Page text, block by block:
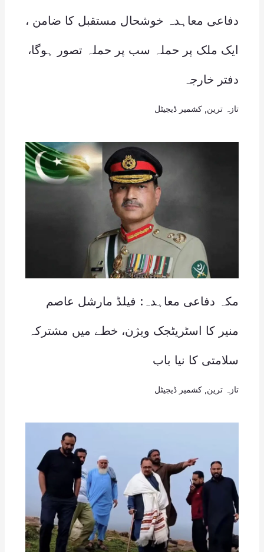
دفاعی معاہدہ خوشحال مستقبل کا ضامن ،
ایک ملک پر حملہ سب پر حملہ تصور ہوگا،
دفتر خارجہ
تازہ ترین کشمیر ڈیجیٹل
مکہ دفاعی معاہدہ: فیلڈ مارشل عاصم
منیر کا اسٹریٹجک ویژن، خطے میں مشترکہ
سلامتی کا نیا باب
تازہ ترین کشمیر ڈیجیٹل